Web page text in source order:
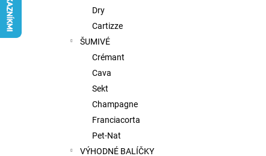
Dry
Cartizze
ŠUMIVÉ
Crémant
Cava
Sekt
Champagne
Franciacorta
Pet-Nat
VÝHODNÉ BALÍČKY